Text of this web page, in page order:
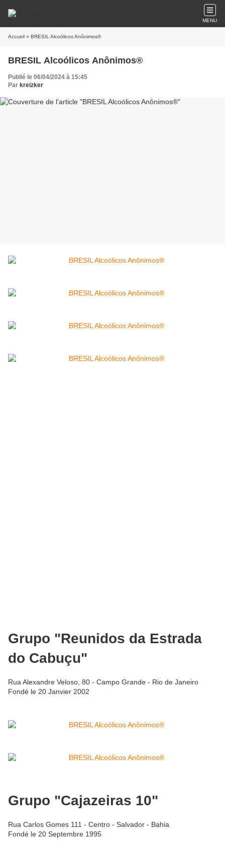
MENU
Accueil » BRESIL Alcoólicos Anônimos®
BRESIL Alcoólicos Anônimos®
Publié le 06/04/2024 à 15:45
Par kreizker
Grupo "Reunidos da Estrada
do Cabuçu"
Rua Alexandre Veloso, 80 - Campo Grande - Rio de Janeiro
Fondé le 20 Janvier 2002
Grupo "Cajazeiras 10"
Rua Carlos Gomes 111 - Centro - Salvador - Bahia
Fondé le 20 Septembre 1995